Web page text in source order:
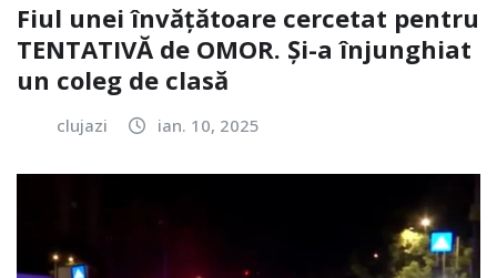
Fiul unei învățătoare cercetat pentru
TENTATIVĂ de OMOR. Și-a înjunghiat
un coleg de clasă
clujazi ian. 10, 2025